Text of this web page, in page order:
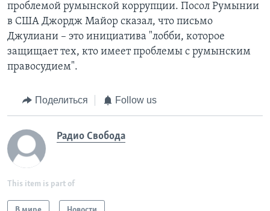
проблемой румынской коррупции. Посол Румынии
в США Джордж Майор сказал, что письмо
Джулиани – это инициатива "лобби, которое
защищает тех, кто имеет проблемы с румынским
правосудием".
Поделиться Follow us
Радио Свобода
This item is part of